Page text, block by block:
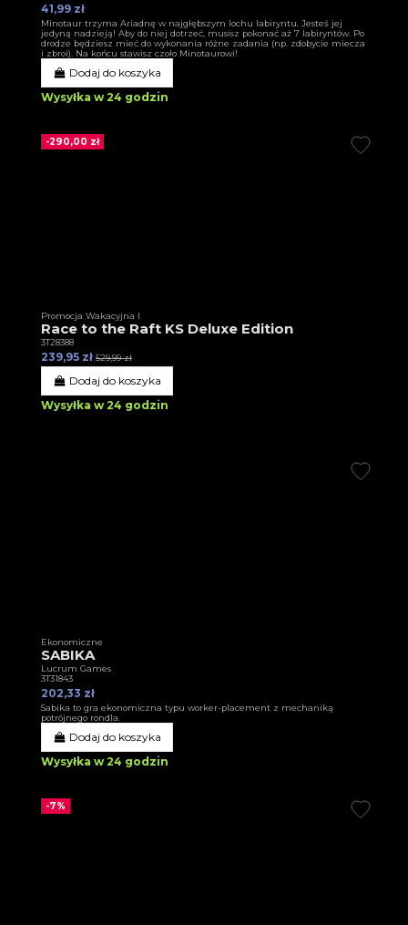
41,99 zł
Minotaur trzyma Ariadnę w najgłębszym lochu labiryntu. Jesteś jej
jedyną nadzieją! Aby do niej dotrzeć, musisz pokonać aż 7 labiryntów. Po
drodze będziesz mieć do wykonania różne zadania (np. zdobycie miecza
i zbroi). Na końcu stawisz czoło Minotaurowi!
Dodaj do koszyka
Wysyłka w 24 godzin
-290,00 zł
Promocja Wakacyjna I
Race to the Raft KS Deluxe Edition
3T28388
239,95 zł 529,99 zł
Dodaj do koszyka
Wysyłka w 24 godzin
Ekonomiczne
SABIKA
Lucrum Games
3T31843
202,33 zł
Sabika to gra ekonomiczna typu worker-placement z mechaniką
potrójnego rondla.
Dodaj do koszyka
Wysyłka w 24 godzin
-7%